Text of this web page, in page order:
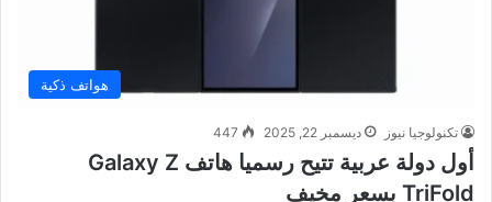
هواتف ذكية
تكنولوجيا نيوز ديسمبر 22, 2025 447
أول دولة عربية تتيح رسميا هاتف Galaxy Z
TriFold بسعر مخيف